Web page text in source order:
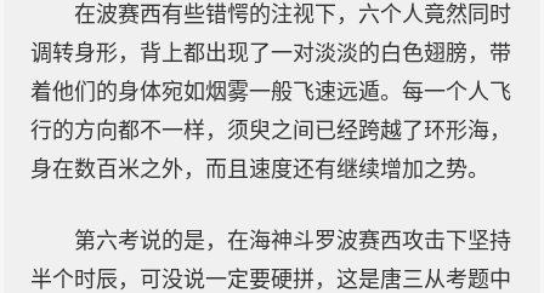
在波赛西有些错愕的注视下，六个人竟然同时
调转身形，背上都出现了一对淡淡的白色翅膀，带
着他们的身体宛如烟雾一般飞速远遁。每一个人飞
行的方向都不一样，须臾之间已经跨越了环形海，
身在数百米之外，而且速度还有继续增加之势。
第六考说的是，在海神斗罗波赛西攻击下坚持
半个时辰，可没说一定要硬拼，这是唐三从考题中